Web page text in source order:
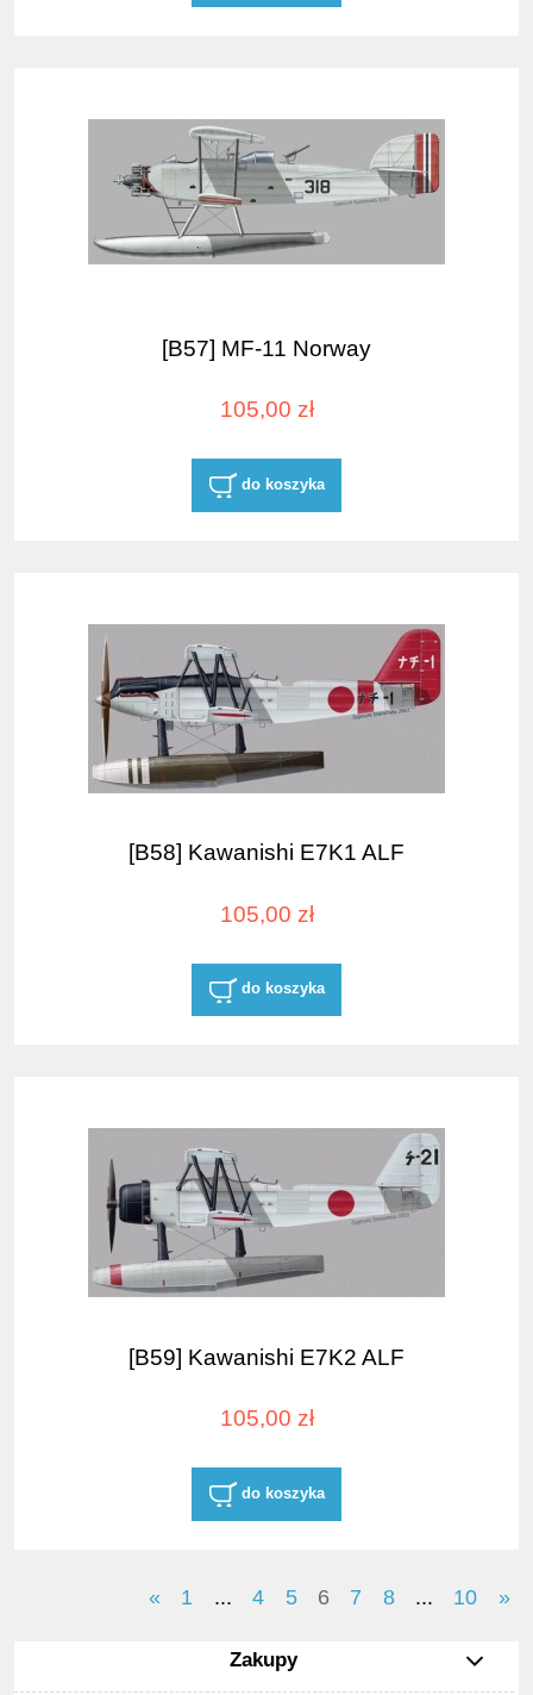
[B57] MF-11 Norway
105,00 zł
do koszyka
[B58] Kawanishi E7K1 ALF
105,00 zł
do koszyka
[B59] Kawanishi E7K2 ALF
105,00 zł
do koszyka
« 1 ... 4 5 6 7 8 ... 10 »
Zakupy